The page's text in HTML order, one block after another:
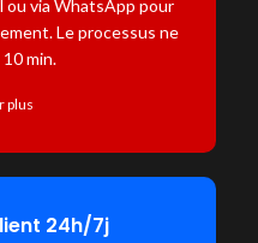
ou via WhatsApp pour
Le processus ne
min.
plus
24h/7j